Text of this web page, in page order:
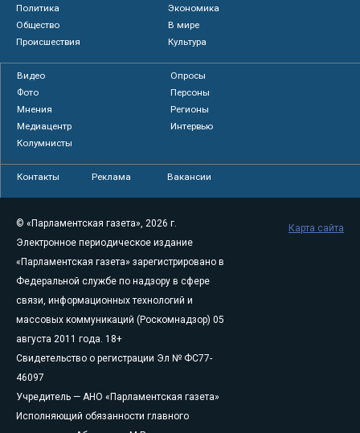
Политика
Экономика
Общество
В мире
Происшествия
Культура
Видео
Опросы
Фото
Персоны
Мнения
Регионы
Медиацентр
Интервью
Колумнисты
Контакты Реклама Вакансии
© «Парламентская газета», 2026 г.
Электронное периодическое издание
«Парламентская газета» зарегистрировано в
Федеральной службе по надзору в сфере
связи, информационных технологий и
массовых коммуникаций (Роскомнадзор) 05
августа 2011 года. 18+
Свидетельство о регистрации Эл № ФС77-
46097
Учредитель — АНО «Парламентская газета»
Исполняющий обязанности главного
Карта сайта